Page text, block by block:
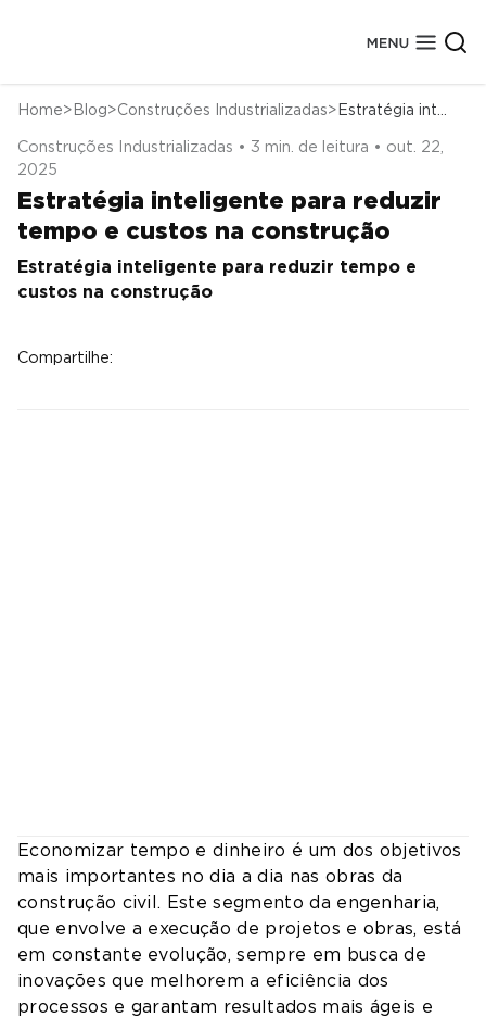
Sobre a Cassol Pré-Fabricados
Nossas Fábricas
Certificados de Qualidade
Prêmios
Elementos Estruturais
Obras Concluídas
Marcas Atendidas
Depoimentos
Home Blog Construções Industrializadas
Construções Industrializadas • 3 min. de leitura • out. 22,
2025
Estratégia inteligente para reduzir
tempo e custos na construção
Estratégia inteligente para reduzir tempo e
custos na construção
Compartilhe:
Economizar tempo e dinheiro é um dos objetivos
mais importantes no dia a dia nas obras da
construção civil. Este segmento da engenharia,
que envolve a execução de projetos e obras, está
em constante evolução, sempre em busca de
inovações que melhorem a eficiência dos
processos e garantam resultados mais ágeis e